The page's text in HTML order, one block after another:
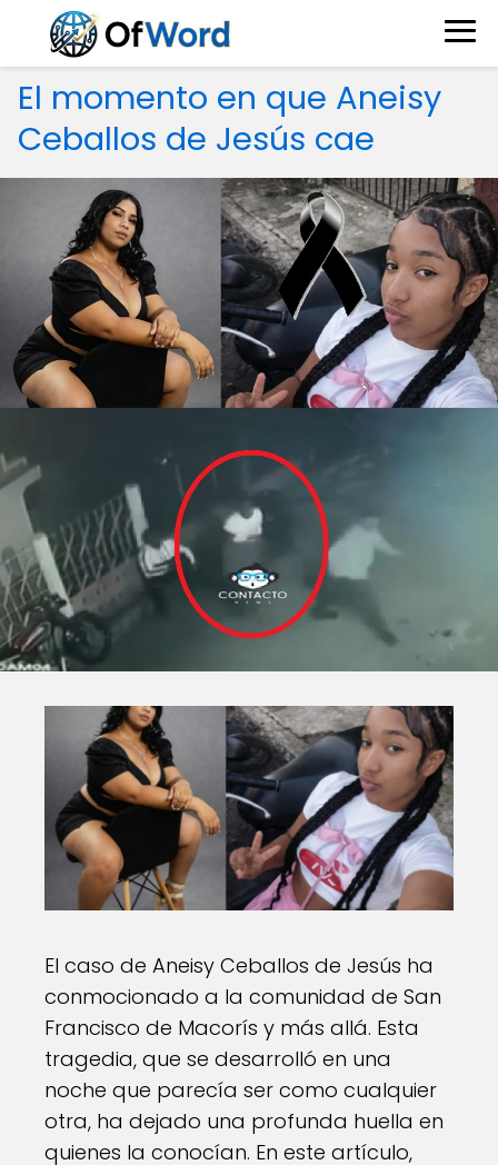
El momento en que Aneisy
Ceballos de Jesús cae
El caso de Aneisy Ceballos de Jesús ha
conmocionado a la comunidad de San
Francisco de Macorís y más allá. Esta
tragedia, que se desarrolló en una
noche que parecía ser como cualquier
otra, ha dejado una profunda huella en
quienes la conocían. En este artículo,